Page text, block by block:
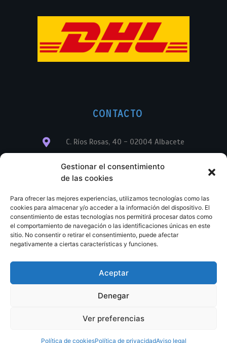
Gestionar el consentimiento
de las cookies
Para ofrecer las mejores experiencias, utilizamos tecnologías como las
cookies para almacenar y/o acceder a la información del dispositivo. El
consentimiento de estas tecnologías nos permitirá procesar datos como
el comportamiento de navegación o las identificaciones únicas en este
sitio. No consentir o retirar el consentimiento, puede afectar
negativamente a ciertas características y funciones.
Aceptar
Denegar
Ver preferencias
Política de cookiesPolítica de privacidadAviso legal
CONTACTO
C. Ríos Rosas, 40 - 02004 Albacete
info@librerialegend.com
+34 600 875 604
+34 967 74 17 07
© Copyright – Libreria Legend – Web diseñada por